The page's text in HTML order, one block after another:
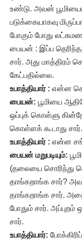
உண்டு. அவன்
படுக்கையாகவு
போகும் போது
பையன் : இப்ப
சார். அது மாத்திரம்
கேட்பதில்லை.
உபாத்தியார் : என்ன
பையன்: பூமியை
ஒப்புக் கொள்ளு
கொள்ளக் கூடாது சார்.
உபாத்தியார் : என்ன
பையன் மறுபடியும்:
(தலையை சொரிந்து
தாங்கறாங்க சார்?
தாங்கறாங்க சார்.
போதும் சார்.
சார்.
உபாத்தியார்: